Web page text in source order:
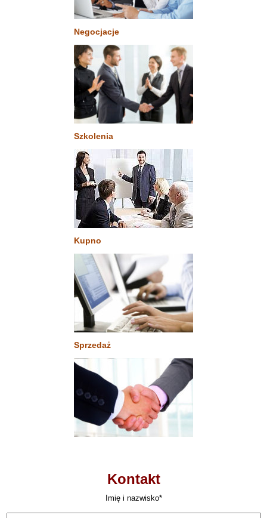
Negocjacje
Szkolenia
Kupno
Sprzedaż
Kontakt
Imię i nazwisko*